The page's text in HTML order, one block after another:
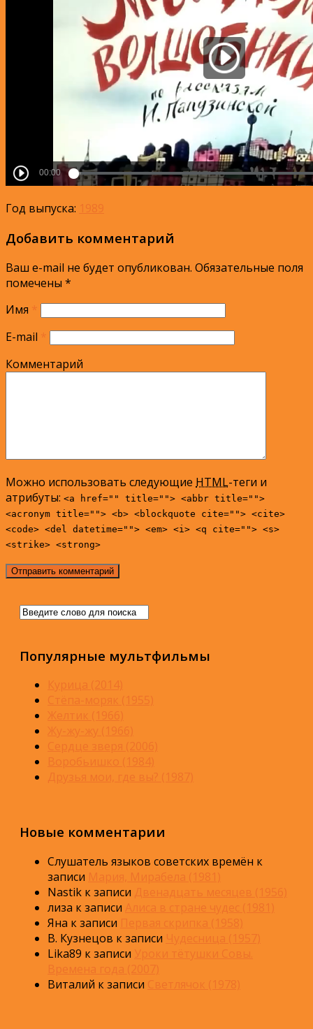
Год выпуска: 1989
Добавить комментарий
Ваш e-mail не будет опубликован. Обязательные поля
помечены *
Имя *
E-mail *
Комментарий
Можно использовать следующие HTML-теги и
атрибуты: <a href="" title=""> <abbr title="">
<acronym title=""> <b> <blockquote cite=""> <cite>
<code> <del datetime=""> <em> <i> <q cite=""> <s>
<strike> <strong>
Популярные мультфильмы
Курица (2014)
Стёпа-моряк (1955)
Желтик (1966)
Жу-жу-жу (1966)
Сердце зверя (2006)
Воробьишко (1984)
Друзья мои, где вы? (1987)
Новые комментарии
Слушатель языков советских времён к
записи Мария, Мирабела (1981)
Nastik к записи Двенадцать месяцев (1956)
лиза к записи Алиса в стране чудес (1981)
Яна к записи Первая скрипка (1958)
В. Кузнецов к записи Чудесница (1957)
Lika89 к записи Уроки тётушки Совы.
Времена года (2007)
Виталий к записи Светлячок (1978)